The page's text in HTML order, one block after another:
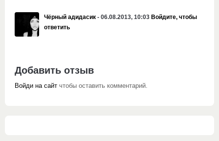
Чёрный адидасик - 06.08.2013, 10:03 Войдите, чтобы
ответить
Добавить отзыв
Войди на сайт чтобы оставить комментарий.